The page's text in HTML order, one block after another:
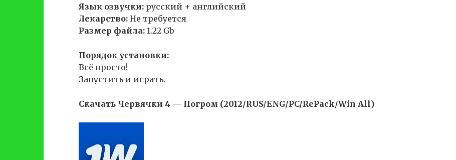
Язык озвучки: русский + английский
Лекарство: Не требуется
Размер файла: 1.22 Gb
Порядок установки:
Всё просто!
Запустить и играть.
Скачать Червячки 4 — Погром (2012/RUS/ENG/PC/RePack/Win All)